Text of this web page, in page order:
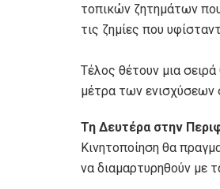
τοπικών ζητημάτων
τις ζημίες που
Τέλος θέτουν μια
μέτρα των ενισχύσεων
Τη Δευτέρα στην
Κινητοποίηση θα
να διαμαρτυρηθούν με